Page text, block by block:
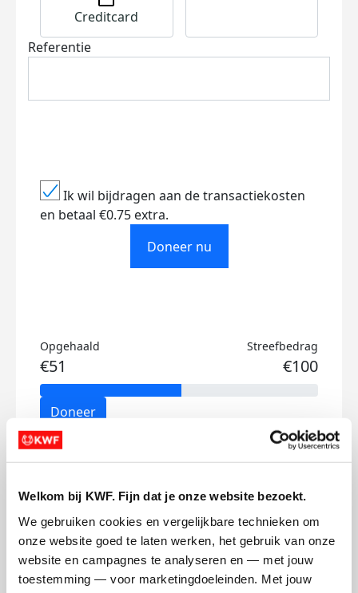
Welkom bij KWF. Fijn dat je onze website bezoekt.
We gebruiken cookies en vergelijkbare technieken om
onze website goed te laten werken, het gebruik van onze
website en campagnes te analyseren en — met jouw
toestemming — voor marketingdoeleinden. Met jouw
Creditcard
Referentie
Ik wil bijdragen aan de transactiekosten
en betaal €0.75 extra.
Doneer nu
Opgehaald
€51
Streefbedrag
€100
Doneer
Nadine's badges